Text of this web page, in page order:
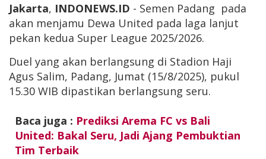
Jakarta, INDONEWS.ID - Semen Padang pada
akan menjamu Dewa United pada laga lanjut
pekan kedua Super League 2025/2026.
Duel yang akan berlangsung di Stadion Haji
Agus Salim, Padang, Jumat (15/8/2025), pukul
15.30 WIB dipastikan berlangsung seru.
Baca juga : Prediksi Arema FC vs Bali
United: Bakal Seru, Jadi Ajang Pembuktian
Tim Terbaik